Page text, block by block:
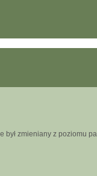
był zmieniany z poziomu